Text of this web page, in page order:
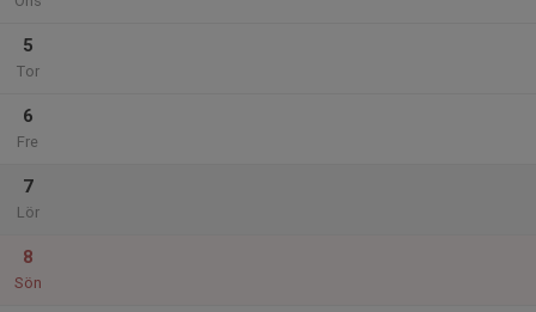
5
Tor
6
Fre
7
Lör
8
Sön